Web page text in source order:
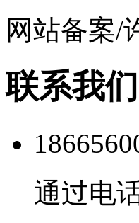
网站备案/
联系我们
通过电